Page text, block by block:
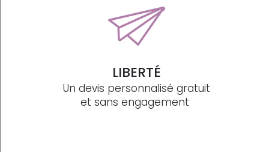
LIBERTÉ
Un devis personnalisé gratuit
et sans engagement